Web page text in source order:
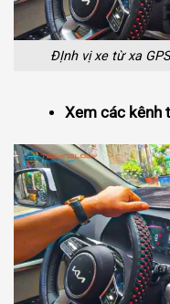
ĐỊnh vị xe từ xa
Xem các kênh